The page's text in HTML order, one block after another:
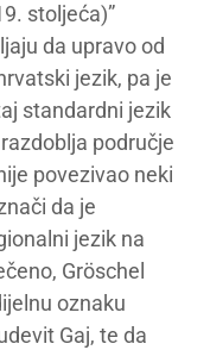
stoljeća)”
da upravo od
jezik, pa je
standardni jezik
područje
povezivao neki
da je
jezik na
Gröschel
oznaku
Gaj, te da